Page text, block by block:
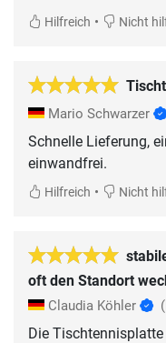
Hilfreich • Nicht
Mario Schwarzer
Schnelle Lieferung,
einwandfrei.
Hilfreich • Nicht
oft den Standort
Claudia Köhler
Die